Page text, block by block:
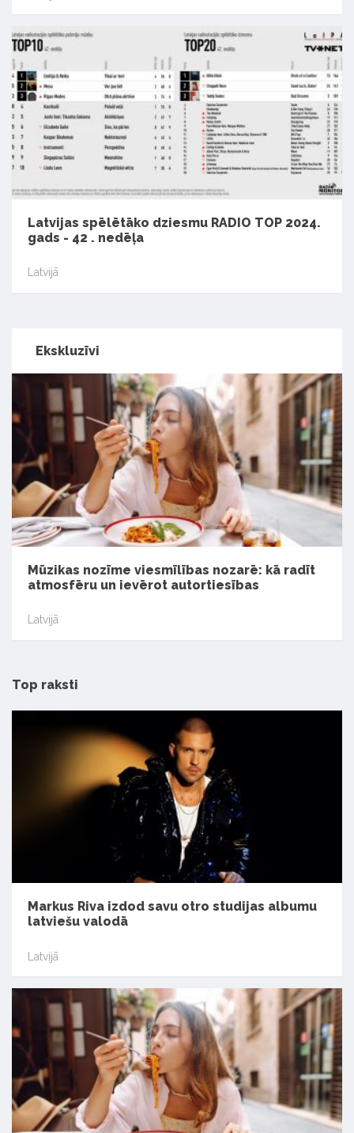
Latvijas spēlētāko dziesmu RADIO TOP 2024.
gads - 42 . nedēļa
Latvijā
Ekskluzīvi
Mūzikas nozīme viesmīlības nozarē: kā radīt
atmosfēru un ievērot autortiesības
Latvijā
Top raksti
Markus Riva izdod savu otro studijas albumu
latviešu valodā
Latvijā